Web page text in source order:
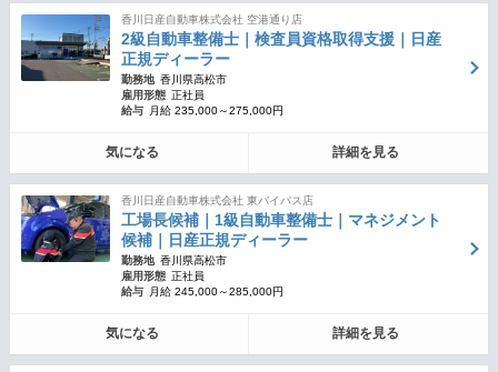
香川日産自動車株式会社 空港通り店
2級自動車整備士｜検査員資格取得支援｜日産
正規ディーラー
勤務地 香川県高松市
雇用形態 正社員
給与
月給 235,000～275,000円
気になる 詳細を見る
香川日産自動車株式会社 東バイパス店
工場長候補｜1級自動車整備士｜マネジメント
候補｜日産正規ディーラー
勤務地 香川県高松市
雇用形態 正社員
給与
月給 245,000～285,000円
気になる 詳細を見る